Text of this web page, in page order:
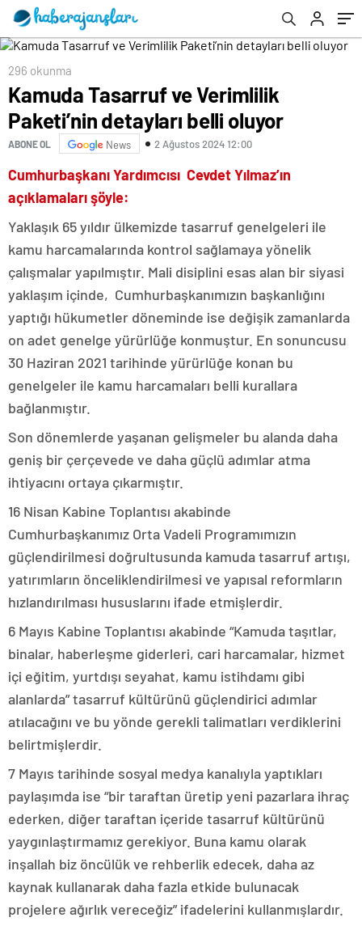
296 okunma
Kamuda Tasarruf ve Verimlilik
Paketi’nin detayları belli oluyor
ABONE OL News 2 Ağustos 2024 12:00
Cumhurbaşkanı Yardımcısı Cevdet Yılmaz’ın
açıklamaları şöyle:
Yaklaşık 65 yıldır ülkemizde tasarruf genelgeleri ile
kamu harcamalarında kontrol sağlamaya yönelik
çalışmalar yapılmıştır. Mali disiplini esas alan bir siyasi
yaklaşım içinde, Cumhurbaşkanımızın başkanlığını
yaptığı hükumetler döneminde ise değişik zamanlarda
on adet genelge yürürlüğe konmuştur. En sonuncusu
30 Haziran 2021 tarihinde yürürlüğe konan bu
genelgeler ile kamu harcamaları belli kurallara
bağlanmıştır.
Son dönemlerde yaşanan gelişmeler bu alanda daha
geniş bir çerçevede ve daha güçlü adımlar atma
ihtiyacını ortaya çıkarmıştır.
16 Nisan Kabine Toplantısı akabinde
Cumhurbaşkanımız Orta Vadeli Programımızın
güçlendirilmesi doğrultusunda kamuda tasarruf artışı,
yatırımların önceliklendirilmesi ve yapısal reformların
hızlandırılması hususlarını ifade etmişlerdir.
6 Mayıs Kabine Toplantısı akabinde “Kamuda taşıtlar,
binalar, haberleşme giderleri, cari harcamalar, hizmet
içi eğitim, yurtdışı seyahat, kamu istihdamı gibi
alanlarda” tasarruf kültürünü güçlendirici adımlar
atılacağını ve bu yönde gerekli talimatları verdiklerini
belirtmişlerdir.
7 Mayıs tarihinde sosyal medya kanalıyla yaptıkları
paylaşımda ise “bir taraftan üretip yeni pazarlara ihraç
ederken, diğer taraftan içeride tasarruf kültürünü
yaygınlaştırmamız gerekiyor. Buna kamu olarak
inşallah biz öncülük ve rehberlik edecek, daha az
kaynak kullanarak daha fazla etkide bulunacak
projelere ağırlık vereceğiz” ifadelerini kullanmışlardır.